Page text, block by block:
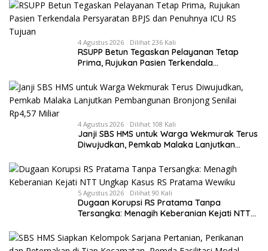
4 Agustus 2026 Dilihat 236 Kali
RSUPP Betun Tegaskan Pelayanan Tetap
Prima, Rujukan Pasien Terkendala
Tujuan
4 Agustus 2026 Dilihat 108 Kali
Janji SBS HMS untuk Warga Wekmurak Terus
Diwujudkan, Pemkab Malaka Lanjutkan
5 Agustus 2026 Dilihat 90 Kali
Dugaan Korupsi RS Pratama Tanpa
Tersangka: Menagih Keberanian Kejati NTT